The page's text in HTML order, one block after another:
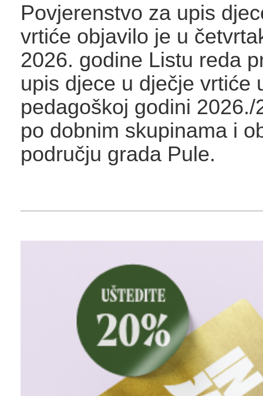
Povjerenstvo za upis
vrtiće objavilo je u
2026. godine Listu reda
upis djece u dječje vrtiće
pedagoškoj godini 2026./
po dobnim skupinama i
području grada Pule.